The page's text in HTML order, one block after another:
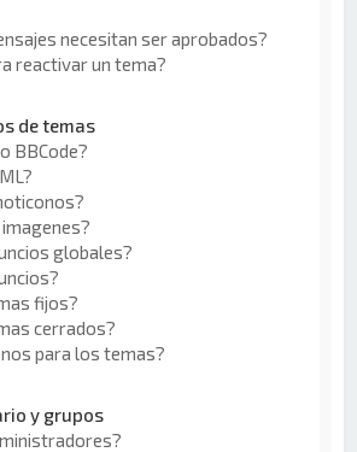
necesitan ser aprobados?
reactivar un tema?
de temas
BBCode?
globales?
fijos?
cerrados?
para los temas?
y grupos